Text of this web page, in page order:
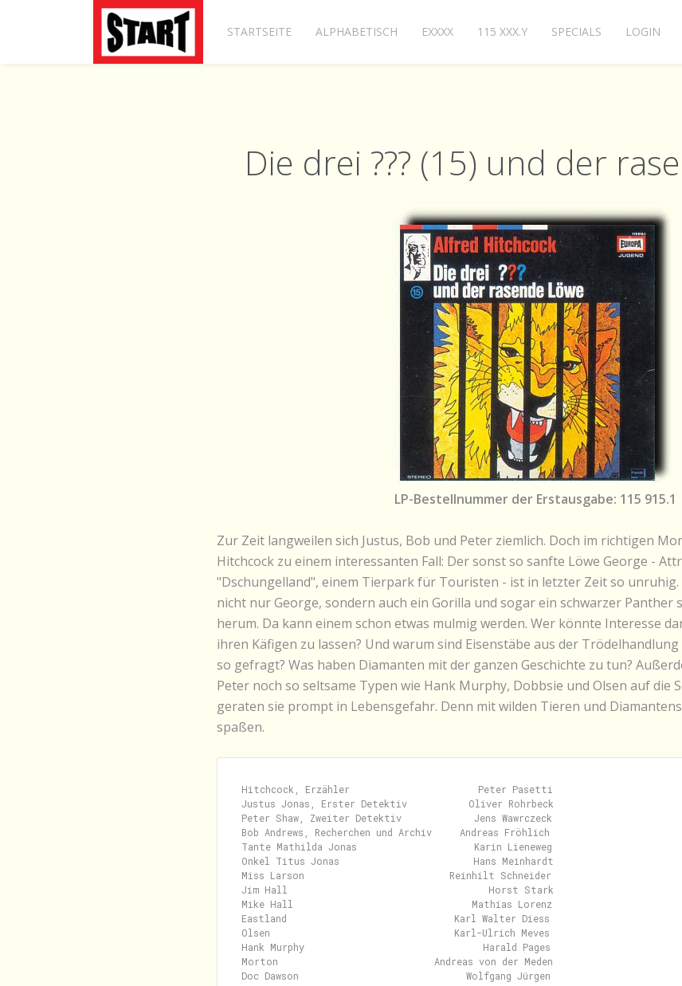
STARTSEITE ALPHABETISCH EXXXX 115 XXX.Y SPECIALS LOGIN
Die drei ??? (15) und der
LP-Bestellnummer der Erstausgabe: 115 915.1
Zur Zeit langweilen sich Justus, Bob und Peter ziemlich. Doch im richtigen
Hitchcock zu einem interessanten Fall: Der sonst so sanfte Löwe George -
"Dschungelland", einem Tierpark für Touristen - ist in letzter Zeit so unruhig.
nicht nur George, sondern auch ein Gorilla und sogar ein schwarzer
herum. Da kann einem schon etwas mulmig werden. Wer könnte Interesse
ihren Käfigen zu lassen? Und warum sind Eisenstäbe aus der
so gefragt? Was haben Diamanten mit der ganzen Geschichte zu tun?
Peter noch so seltsame Typen wie Hank Murphy, Dobbsie und Olsen auf die
geraten sie prompt in Lebensgefahr. Denn mit wilden Tieren und
spaßen.
Hitchcock, Erzähler                       Peter Pasetti
Justus Jonas, Erster Detektiv           Oliver Rohrbeck
Peter Shaw, Zweiter Detektiv             Jens Wawrczeck
Bob Andrews, Recherchen und Archiv     Andreas Fröhlich
Tante Mathilda Jonas                     Karin Lieneweg
Onkel Titus Jonas                        Hans Meinhardt
Miss Larson                          Reinhilt Schneider
Jim Hall                                    Horst Stark
Mike Hall                                Mathias Lorenz
Eastland                              Karl Walter Diess
Olsen                                 Karl-Ulrich Meves
Hank Murphy                                Harald Pages
Morton                            Andreas von der Meden
Doc Dawson                              Wolfgang Jürgen